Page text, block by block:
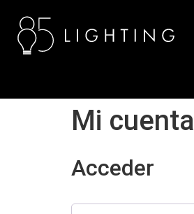
Mi cuenta
Acceder